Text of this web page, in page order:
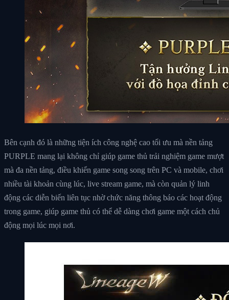
Bên cạnh đó là những tiện ích công nghệ cao tối ưu mà nền tảng
PURPLE mang lại không chỉ giúp game thủ trải nghiệm game mượt
mà đa nền tảng, điều khiển game song song trên PC và mobile, chơi
nhiều tài khoản cùng lúc, live stream game, mà còn quản lý linh
động các diễn biến liên tục nhờ chức năng thông báo các hoạt động
trong game, giúp game thủ có thể dễ dàng chơi game một cách chủ
động mọi lúc mọi nơi.